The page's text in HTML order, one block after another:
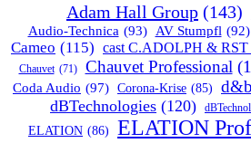
Adam Hall Group (143)
Audio-Technica (93) AV Stumpfl (92)
Cameo (115) cast C.ADOLPH &
Chauvet (71) Chauvet Professional
Coda Audio (97) Corona-Krise (85)
dBTechnologies (120)
ELATION (86) ELATION